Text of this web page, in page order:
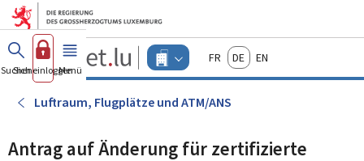
Zum Hauptmenü
Zum Inhalt
Guichet.lu
Changer
d'espace
Menu
actif
FrançaisDeutschEnglish
Suchen
Sich einloggen
Menü Haupt-
Luftraum, Flugplätze und ATM/ANS
Antrag auf Änderung für zertifizierte